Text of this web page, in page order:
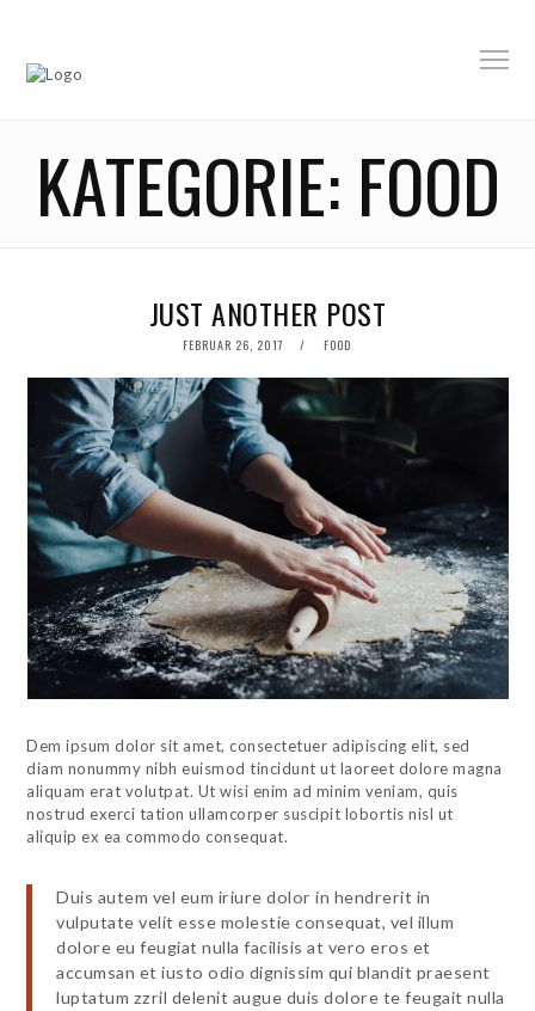
KATEGORIE: FOOD
JUST ANOTHER POST
POSTED
FEBRUAR 26, 2017 FOOD
Dem ipsum dolor sit amet, consectetuer adipiscing elit, sed
diam nonummy nibh euismod tincidunt ut laoreet dolore magna
aliquam erat volutpat. Ut wisi enim ad minim veniam, quis
nostrud exerci tation ullamcorper suscipit lobortis nisl ut
aliquip ex ea commodo consequat.
Duis autem vel eum iriure dolor in hendrerit in
vulputate velit esse molestie consequat, vel illum
dolore eu feugiat nulla facilisis at vero eros et
accumsan et iusto odio dignissim qui blandit praesent
luptatum zzril delenit augue duis dolore te feugait nulla